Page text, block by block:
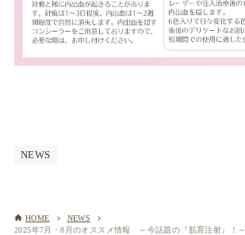
NEWS
HOME
NEWS
2025年7月・8月のオススメ情報 ～今話題の『肌育注射』！～